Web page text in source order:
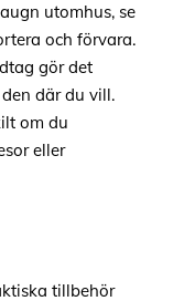
utomhus, se
och förvara.
gör det
där du vill.
om du
eller
tillbehör